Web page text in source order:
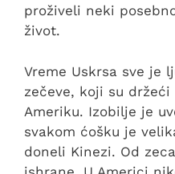
proživeli neki
život.
Vreme Uskrsa sve je
zečeve, koji su
Ameriku. Izobilje je
svakom ćošku je
doneli Kinezi. Od